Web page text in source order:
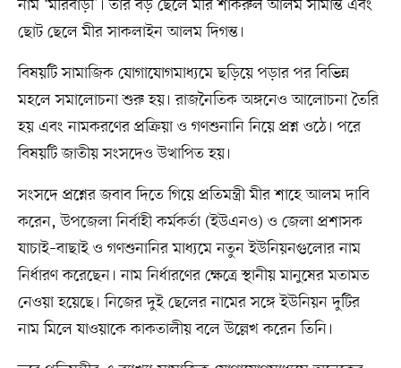
নাম ‘মীরবাড়ী’। তাঁর বড় ছেলে মীর শাকরুল আলম সীমান্ত এবং
ছোট ছেলে মীর সাকলাইন আলম দিগন্ত।
বিষয়টি সামাজিক যোগাযোগমাধ্যমে ছড়িয়ে পড়ার পর বিভিন্ন
মহলে সমালোচনা শুরু হয়। রাজনৈতিক অঙ্গনেও আলোচনা তৈরি
হয় এবং নামকরণের প্রক্রিয়া ও গণশুনানি নিয়ে প্রশ্ন ওঠে। পরে
বিষয়টি জাতীয় সংসদেও উত্থাপিত হয়।
সংসদে প্রশ্নের জবাব দিতে গিয়ে প্রতিমন্ত্রী মীর শাহে আলম দাবি
করেন, উপজেলা নির্বাহী কর্মকর্তা (ইউএনও) ও জেলা প্রশাসক
যাচাই–বাছাই ও গণশুনানির মাধ্যমে নতুন ইউনিয়নগুলোর নাম
নির্ধারণ করেছেন। নাম নির্ধারণের ক্ষেত্রে স্থানীয় মানুষের মতামত
নেওয়া হয়েছে। নিজের দুই ছেলের নামের সঙ্গে ইউনিয়ন দুটির
নাম মিলে যাওয়াকে কাকতালীয় বলে উল্লেখ করেন তিনি।